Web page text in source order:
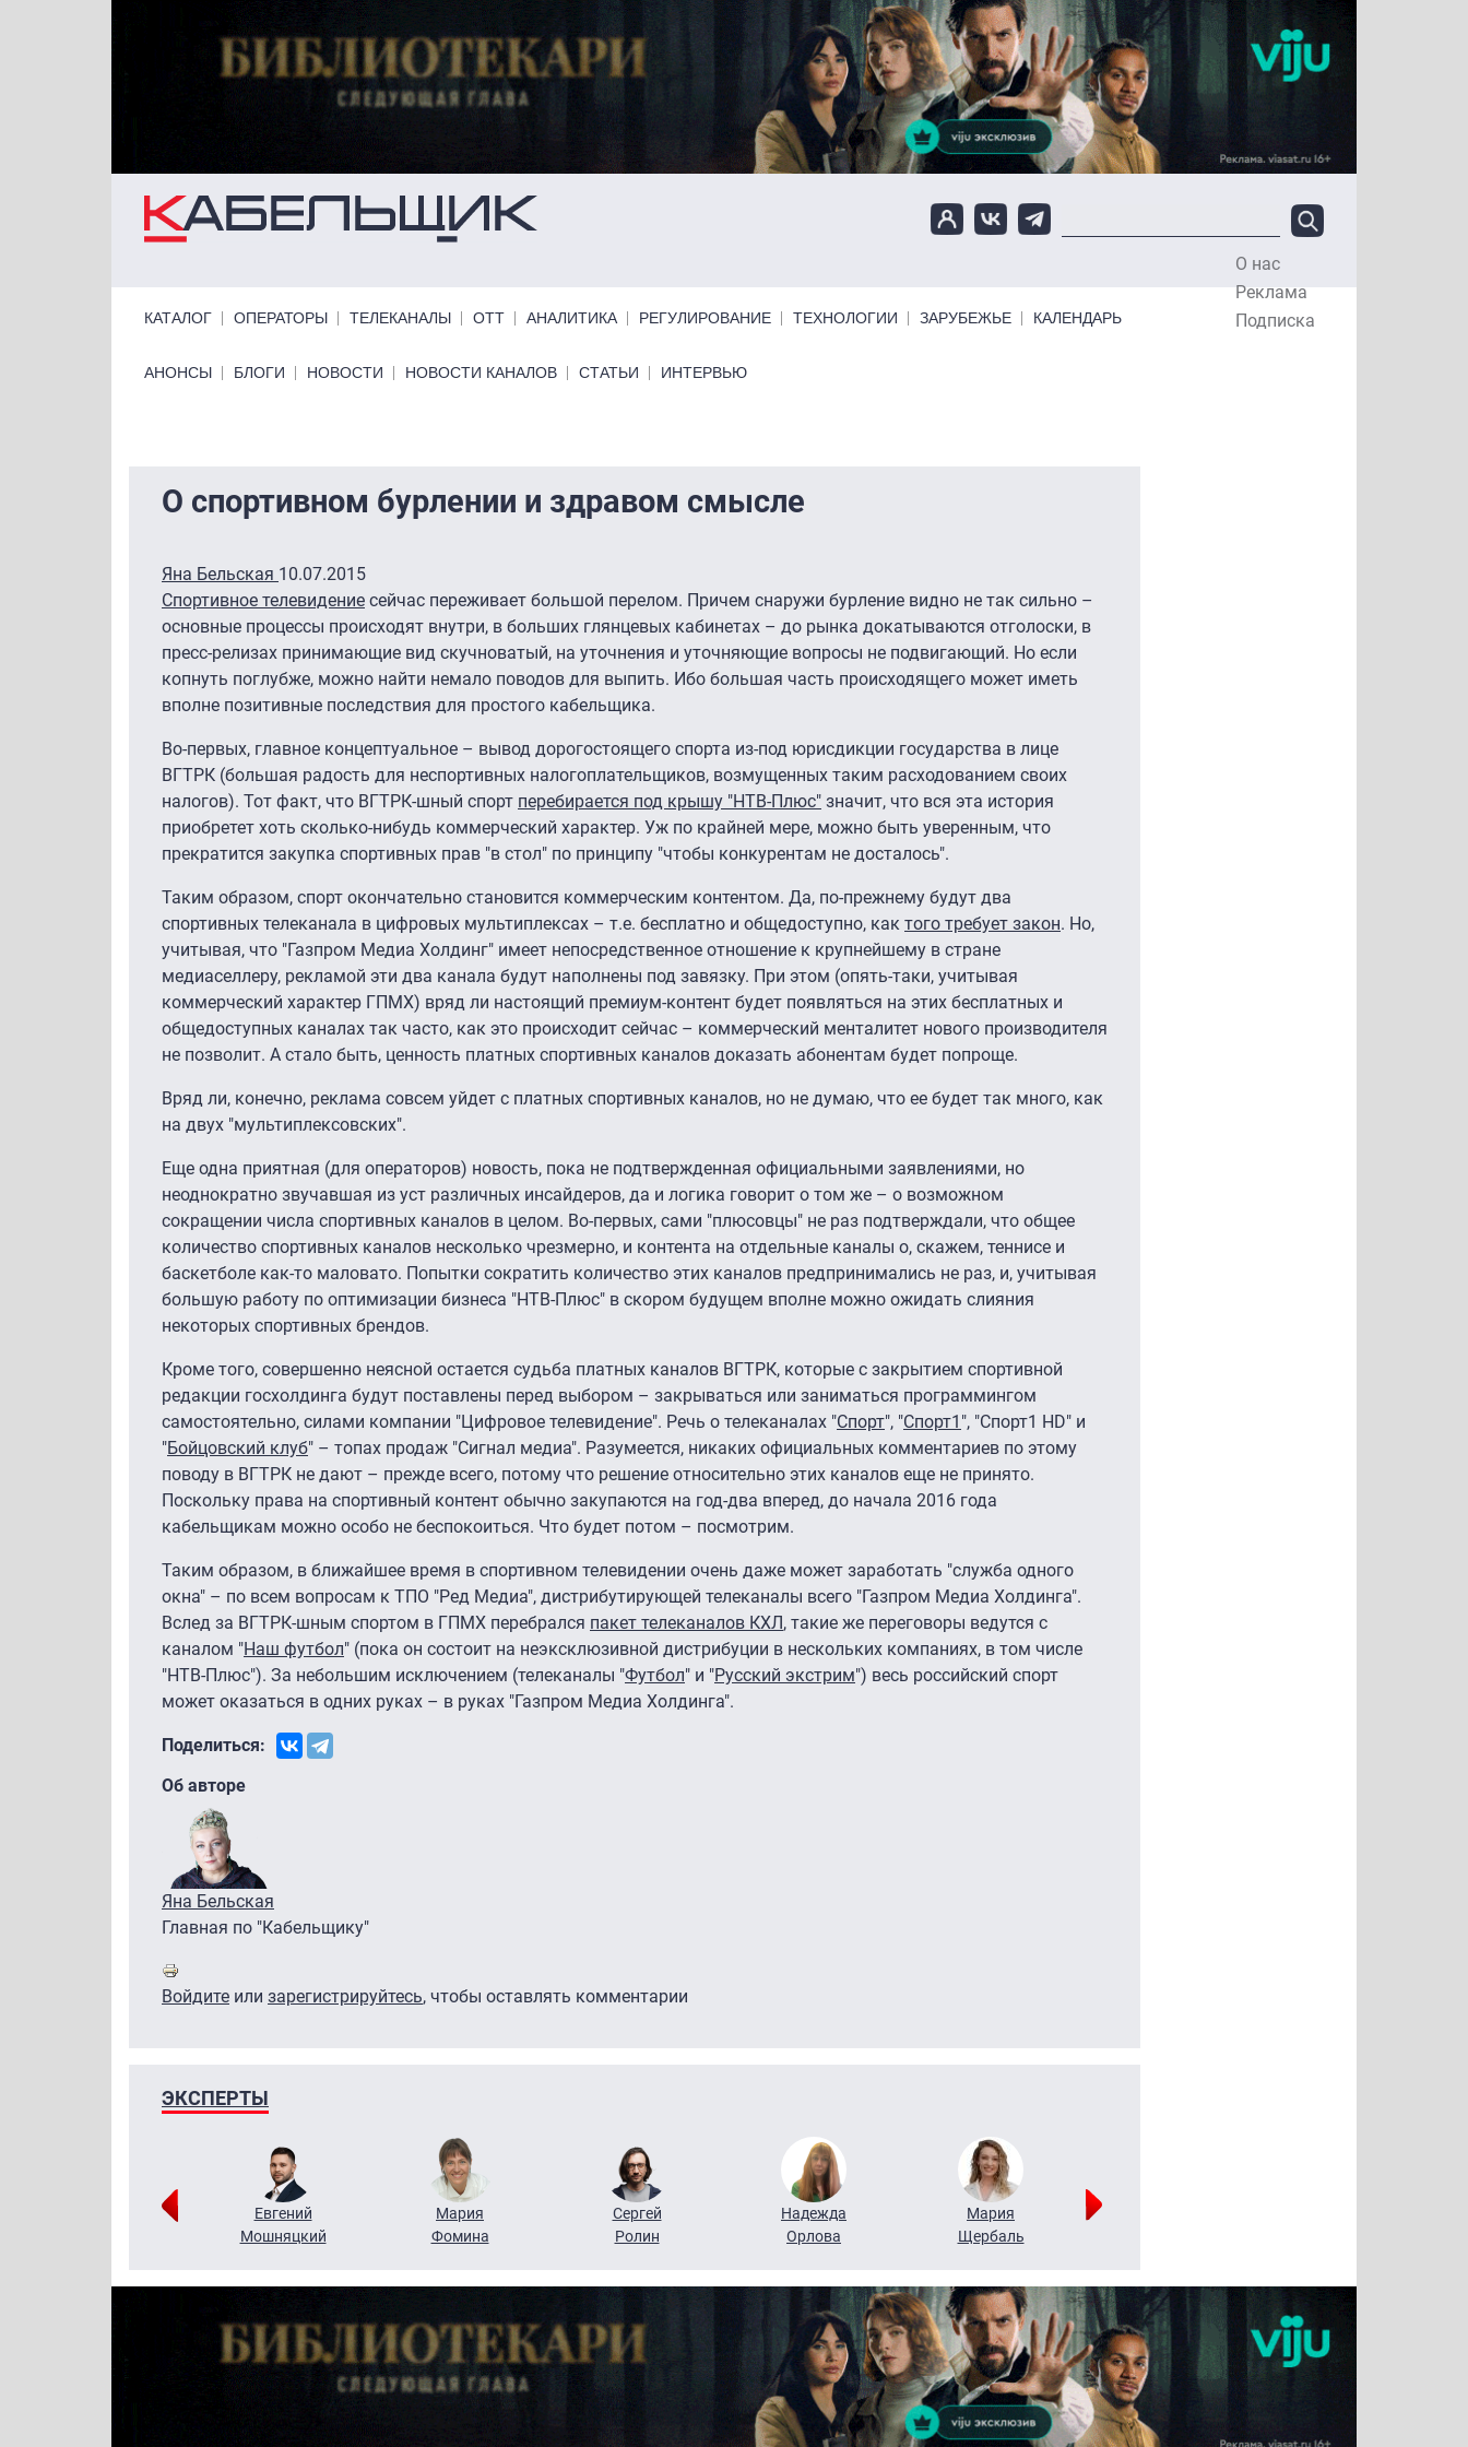
О нас
Реклама
Подписка
КАТАЛОГ ОПЕРАТОРЫ ТЕЛЕКАНАЛЫ ОТТ АНАЛИТИКА РЕГУЛИРОВАНИЕ ТЕХНОЛОГИИ ЗАРУБЕЖЬЕ КАЛЕНДАРЬ
Primary links bottom
АНОНСЫ БЛОГИ НОВОСТИ НОВОСТИ КАНАЛОВ СТАТЬИ ИНТЕРВЬЮ
О спортивном бурлении и здравом смысле
Яна Бельская 10.07.2015
Спортивное телевидение сейчас переживает большой перелом. Причем снаружи бурление видно не так сильно –
основные процессы происходят внутри, в больших глянцевых кабинетах – до рынка докатываются отголоски, в
пресс-релизах принимающие вид скучноватый, на уточнения и уточняющие вопросы не подвигающий. Но если
копнуть поглубже, можно найти немало поводов для выпить. Ибо большая часть происходящего может иметь
вполне позитивные последствия для простого кабельщика.
Во-первых, главное концептуальное – вывод дорогостоящего спорта из-под юрисдикции государства в лице
ВГТРК (большая радость для неспортивных налогоплательщиков, возмущенных таким расходованием своих
налогов). Тот факт, что ВГТРК-шный спорт перебирается под крышу "НТВ-Плюс" значит, что вся эта история
приобретет хоть сколько-нибудь коммерческий характер. Уж по крайней мере, можно быть уверенным, что
прекратится закупка спортивных прав "в стол" по принципу "чтобы конкурентам не досталось".
Таким образом, спорт окончательно становится коммерческим контентом. Да, по-прежнему будут два
спортивных телеканала в цифровых мультиплексах – т.е. бесплатно и общедоступно, как того требует закон. Но,
учитывая, что "Газпром Медиа Холдинг" имеет непосредственное отношение к крупнейшему в стране
медиаселлеру, рекламой эти два канала будут наполнены под завязку. При этом (опять-таки, учитывая
коммерческий характер ГПМХ) вряд ли настоящий премиум-контент будет появляться на этих бесплатных и
общедоступных каналах так часто, как это происходит сейчас – коммерческий менталитет нового производителя
не позволит. А стало быть, ценность платных спортивных каналов доказать абонентам будет попроще.
Вряд ли, конечно, реклама совсем уйдет с платных спортивных каналов, но не думаю, что ее будет так много, как
на двух "мультиплексовских".
Еще одна приятная (для операторов) новость, пока не подтвержденная официальными заявлениями, но
неоднократно звучавшая из уст различных инсайдеров, да и логика говорит о том же – о возможном
сокращении числа спортивных каналов в целом. Во-первых, сами "плюсовцы" не раз подтверждали, что общее
количество спортивных каналов несколько чрезмерно, и контента на отдельные каналы о, скажем, теннисе и
баскетболе как-то маловато. Попытки сократить количество этих каналов предпринимались не раз, и, учитывая
большую работу по оптимизации бизнеса "НТВ-Плюс" в скором будущем вполне можно ожидать слияния
некоторых спортивных брендов.
Кроме того, совершенно неясной остается судьба платных каналов ВГТРК, которые с закрытием спортивной
редакции госхолдинга будут поставлены перед выбором – закрываться или заниматься программингом
самостоятельно, силами компании "Цифровое телевидение". Речь о телеканалах "Спорт", "Спорт1 ", "Спорт1 HD" и
"Бойцовский клуб" – топах продаж "Сигнал медиа". Разумеется, никаких официальных комментариев по этому
поводу в ВГТРК не дают – прежде всего, потому что решение относительно этих каналов еще не принято.
Поскольку права на спортивный контент обычно закупаются на год-два вперед, до начала 2016 года
кабельщикам можно особо не беспокоиться. Что будет потом – посмотрим.
Таким образом, в ближайшее время в спортивном телевидении очень даже может заработать "служба одного
окна" – по всем вопросам к ТПО "Ред Медиа", дистрибутирующей телеканалы всего "Газпром Медиа Холдинга".
Вслед за ВГТРК-шным спортом в ГПМХ перебрался пакет телеканалов КХЛ, такие же переговоры ведутся с
каналом "Наш футбол" (пока он состоит на неэксклюзивной дистрибуции в нескольких компаниях, в том числе
"НТВ-Плюс"). За небольшим исключением (телеканалы "Футбол" и "Русский экстрим") весь российский спорт
может оказаться в одних руках – в руках "Газпром Медиа Холдинга".
Поделиться:
Об авторе
Яна Бельская
Главная по "Кабельщику"
Войдите или зарегистрируйтесь, чтобы оставлять комментарии
ЭКСПЕРТЫ
Евгений
Мошняцкий
Мария
Фомина
Сергей
Ролин
Надежда
Орлова
Мария
Щербаль